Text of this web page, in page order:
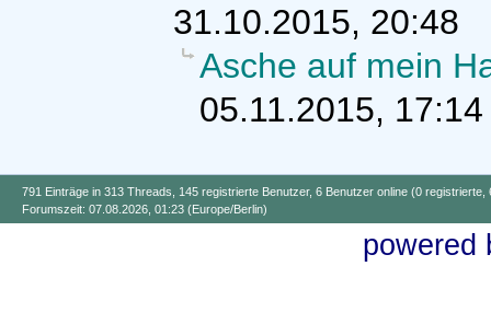
31.10.2015, 20:48
Asche auf mein
05.11.2015, 17:14
791 Einträge in 313 Threads, 145 registrierte Benutzer, 6 Benutzer online (0 registrierte,
Forumszeit: 07.08.2026, 01:23 (Europe/Berlin)
powered